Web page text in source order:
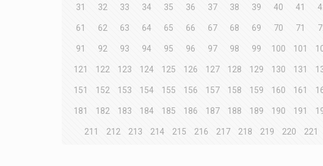
31 32 33 34 35 36 37 38 39 40 41
61 62 63 64 65 66 67 68 69 70 71
91 92 93 94 95 96 97 98 99 100 101
121 122 123 124 125 126 127 128 129 130 131
151 152 153 154 155 156 157 158 159 160 161
181 182 183 184 185 186 187 188 189 190 191
211 212 213 214 215 216 217 218 219 220 221